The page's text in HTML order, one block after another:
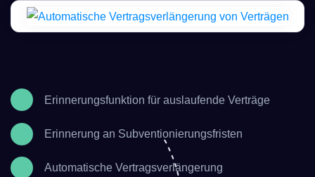
Erinnerungsfunktion für auslaufende Verträge
Erinnerung an Subventionierungsfristen
Automatische Vertragsverlängerung